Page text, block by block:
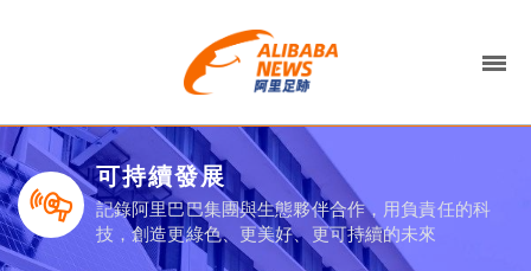
可持續發展
記錄阿里巴巴集團與生態夥伴合作，用負責任的科
技，創造更綠色、更美好、更可持續的未來